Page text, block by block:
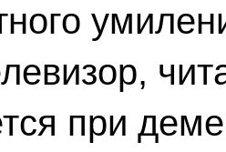
при